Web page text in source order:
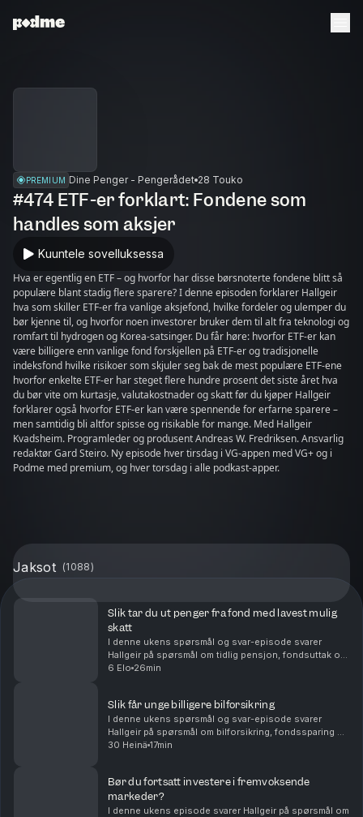
PREMIUM Dine Penger - Pengerådet 28 Touko
#474 ETF-er forklart: Fondene som
handles som aksjer
Kuuntele sovelluksessa
Hva er egentlig en ETF – og hvorfor har disse børsnoterte fondene blitt så
populære blant stadig flere sparere? I denne episoden forklarer Hallgeir
hva som skiller ETF-er fra vanlige aksjefond, hvilke fordeler og ulemper du
bør kjenne til, og hvorfor noen investorer bruker dem til alt fra teknologi og
romfart til hydrogen og Korea-satsinger. Du får høre: hvorfor ETF-er kan
være billigere enn vanlige fond forskjellen på ETF-er og tradisjonelle
indeksfond hvilke risikoer som skjuler seg bak de mest populære ETF-ene
hvorfor enkelte ETF-er har steget flere hundre prosent det siste året hva
du bør vite om kurtasje, valutakostnader og skatt før du kjøper Hallgeir
forklarer også hvorfor ETF-er kan være spennende for erfarne sparere –
men samtidig bli altfor spisse og risikable for mange. Med Hallgeir
Kvadsheim. Programleder og produsent Andreas W. Fredriksen. Ansvarlig
redaktør Gard Steiro. Ny episode hver tirsdag i VG-appen med VG+ og i
Podme med premium, og hver torsdag i alle podkast-apper.
Jaksot (1088)
Slik tar du ut penger fra fond med lavest mulig
skatt
I denne ukens spørsmål og svar-episode svarer
Hallgeir på spørsmål om tidlig pensjon, fondsuttak og
langsiktig sparing. Du får blant annet høre om: Hvor
6 Elo 26min
Slik får unge billigere bilforsikring
I denne ukens spørsmål og svar-episode svarer
Hallgeir på spørsmål om bilforsikring, fondssparing og
familieøkonomi. Du får blant annet høre om: Hvordan
30 Heinä 17min
Bør du fortsatt investere i fremvoksende
markeder?
I denne ukens episode svarer Hallgeir på spørsmål om